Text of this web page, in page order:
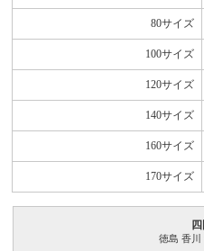
80サイズ
100サイズ
120サイズ
140サイズ
160サイズ
170サイズ
徳島 香川